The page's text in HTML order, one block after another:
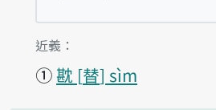
第1項釋義的
近義：
①㽎 替 sìm